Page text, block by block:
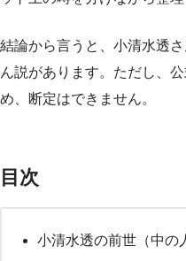
結論から言うと、小清水透
ん説があります。ただし、
め、断定はできません。
目次
小清水透の前世（中の